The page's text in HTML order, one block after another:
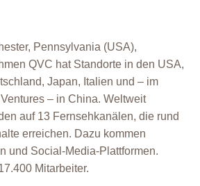
Pennsylvania (USA),
QVC hat Standorte in den USA,
Japan, Italien und – im
– in China. Weltweit
auf 13 Fernsehkanälen, die rund
erreichen. Dazu kommen
und Social-Media-Plattformen.
Mitarbeiter.